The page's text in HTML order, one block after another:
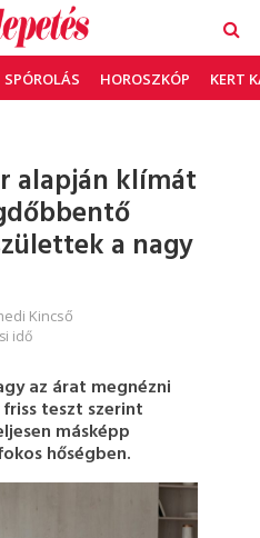
SPÓROLÁS HOROSZKÓP KERT
alapján klímát
a nagy
Kincső
idő
az árat megnézni
teszt szerint
másképp
hőségben.